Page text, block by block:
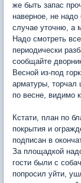
же быть запас
наверное, не
случае уточню, а
Надо смотреть
периодически
сообщайте
Весной из-под
арматуры, торчал
по весне, видимо
Кстати, план по
покрытия и
подписан в
За площадкой
гости были с
попросил уйти,